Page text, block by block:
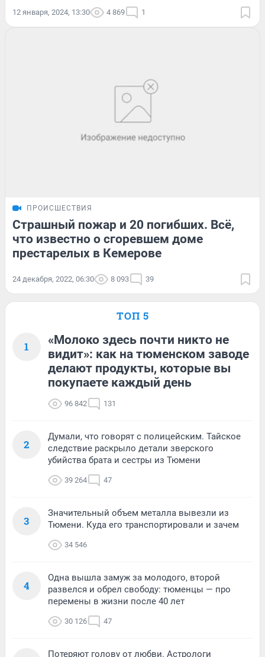
12 января, 2024, 13:30 4 869 1
ПРОИСШЕСТВИЯ
Страшный пожар и 20 погибших. Всё,
что известно о сгоревшем доме
престарелых в Кемерове
24 декабря, 2022, 06:30 8 093 39
ТОП 5
1
«Молоко здесь почти никто не
видит»: как на тюменском заводе
делают продукты, которые вы
покупаете каждый день
96 842 131
2
Думали, что говорят с полицейским. Тайское
следствие раскрыло детали зверского
убийства брата и сестры из Тюмени
39 264 47
3
Значительный объем металла вывезли из
Тюмени. Куда его транспортировали и зачем
34 546
4
Одна вышла замуж за молодого, второй
развелся и обрел свободу: тюменцы — про
перемены в жизни после 40 лет
30 126 47
Потеряют голову от любви. Астрологи